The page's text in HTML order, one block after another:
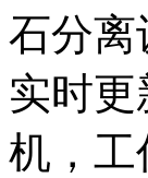
石分离
实时更
机，